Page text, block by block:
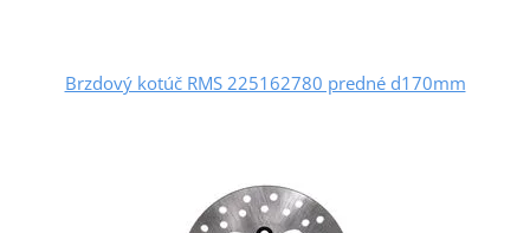
Brzdový kotúč RMS 225162780 predné d170mm